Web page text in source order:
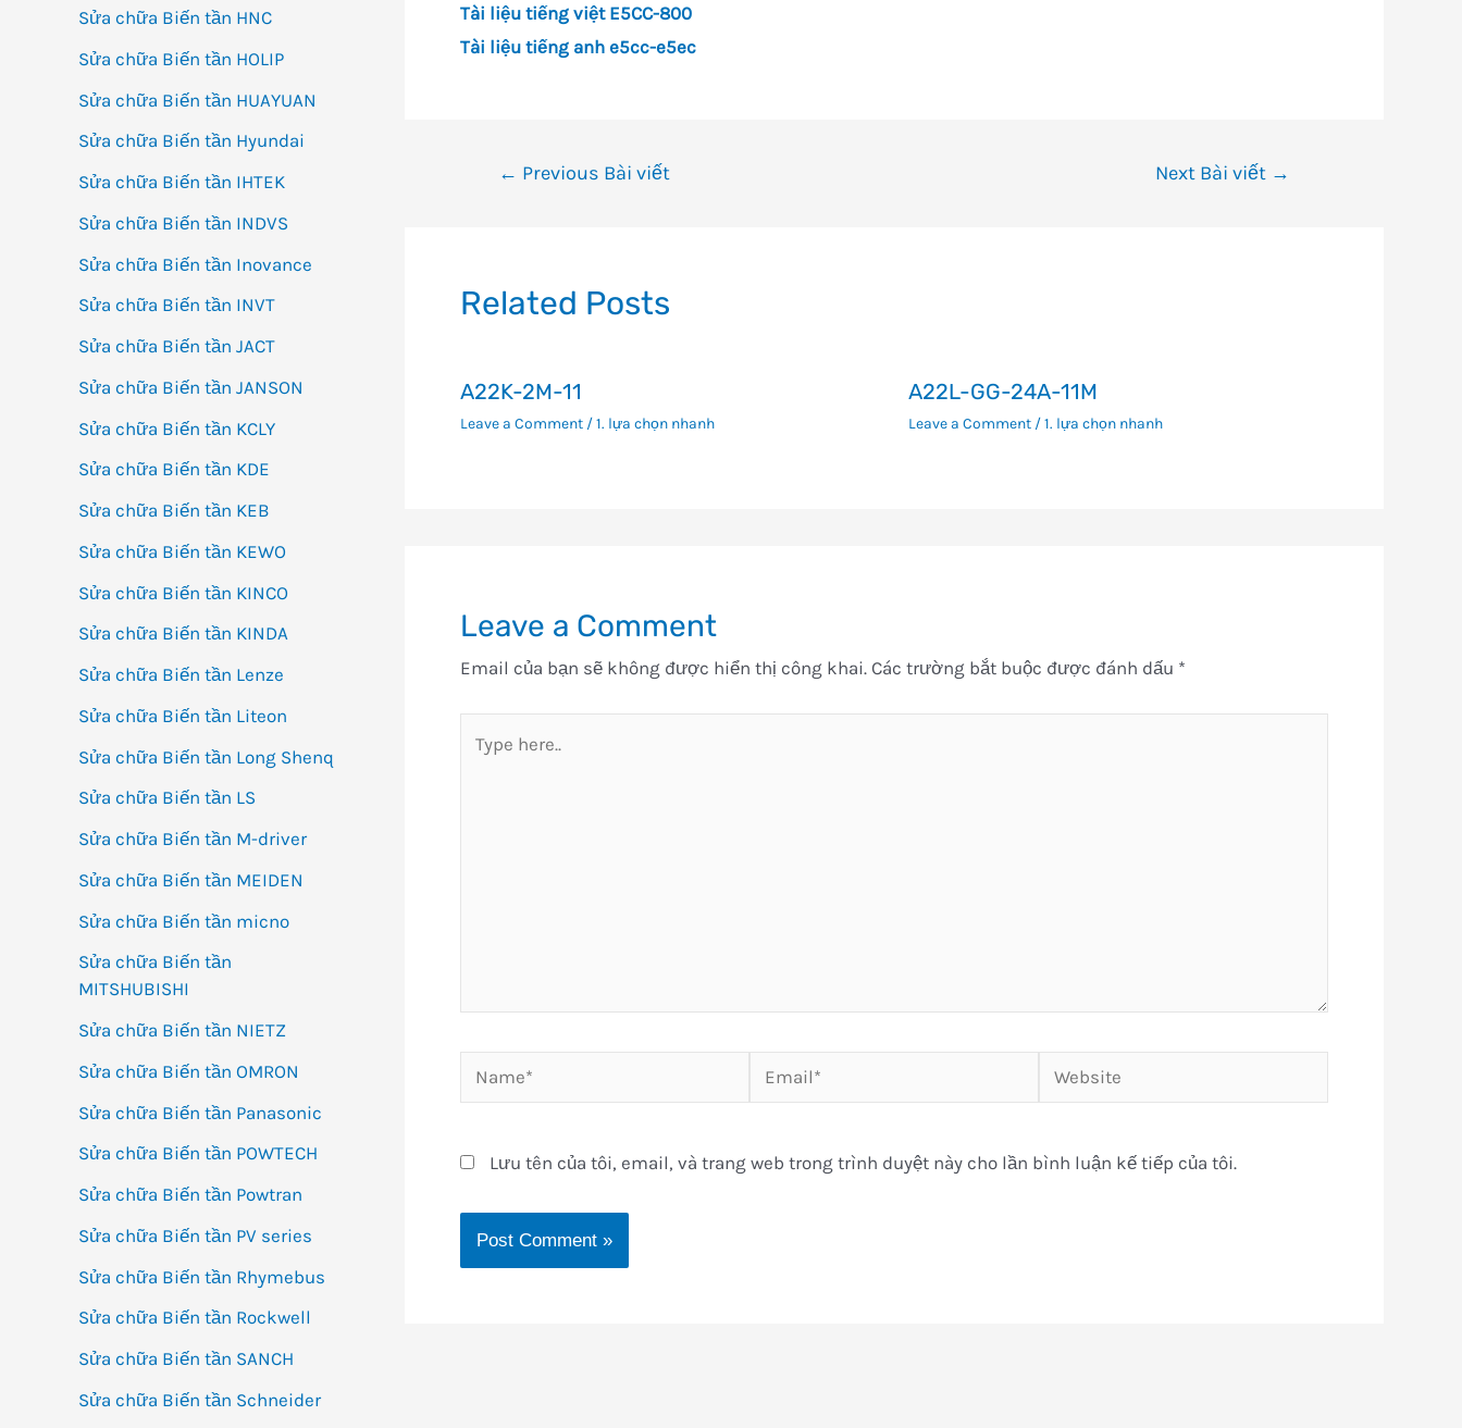
Sửa chữa Biến tần HNC
Sửa chữa Biến tần HOLIP
Sửa chữa Biến tần HUAYUAN
Sửa chữa Biến tần Hyundai
Sửa chữa Biến tần IHTEK
Sửa chữa Biến tần INDVS
Sửa chữa Biến tần Inovance
Sửa chữa Biến tần INVT
Sửa chữa Biến tần JACT
Sửa chữa Biến tần JANSON
Sửa chữa Biến tần KCLY
Sửa chữa Biến tần KDE
Sửa chữa Biến tần KEB
Sửa chữa Biến tần KEWO
Sửa chữa Biến tần KINCO
Sửa chữa Biến tần KINDA
Sửa chữa Biến tần Lenze
Sửa chữa Biến tần Liteon
Sửa chữa Biến tần Long Shenq
Sửa chữa Biến tần LS
Sửa chữa Biến tần M-driver
Sửa chữa Biến tần MEIDEN
Sửa chữa Biến tần micno
Sửa chữa Biến tần
MITSHUBISHI
Sửa chữa Biến tần NIETZ
Sửa chữa Biến tần OMRON
Sửa chữa Biến tần Panasonic
Sửa chữa Biến tần POWTECH
Sửa chữa Biến tần Powtran
Sửa chữa Biến tần PV series
Sửa chữa Biến tần Rhymebus
Sửa chữa Biến tần Rockwell
Sửa chữa Biến tần SANCH
Sửa chữa Biến tần Schneider
Tài liệu tiếng việt E5CC-800
Tài liệu tiếng anh e5cc-e5ec
Điều← Previous Bài viết Next Bài viết →
Related Posts
A22K-2M-11
Leave a Comment /1. lựa chọn nhanh
A22L-GG-24A-11M
Leave a Comment /1. lựa chọn nhanh
Leave a Comment
Email của bạn sẽ không được hiển thị công khai. Các trường bắt buộc được đánh dấu *
here..
Name* Email* Website
Lưu tên của tôi, email, và trang web trong trình duyệt này cho lần bình luận kế tiếp của tôi.